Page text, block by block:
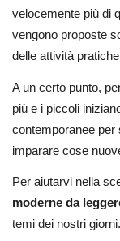
velocemente più di
vengono proposte
delle attività
A un certo punto,
più e i piccoli
contemporanee per
imparare cose
Per aiutarvi nella
moderne da
temi dei nostri giorni.